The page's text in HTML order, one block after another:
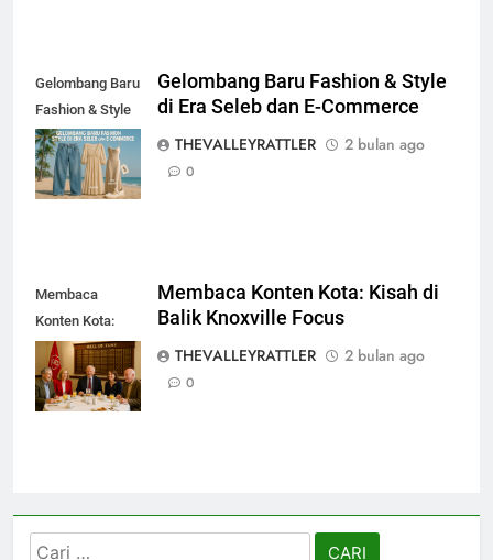
Gelombang Baru
Fashion & Style
di Era Seleb dan
E-Commerce
Gelombang Baru Fashion & Style
di Era Seleb dan E-Commerce
THEVALLEYRATTLER
2 bulan ago
0
Membaca
Konten Kota:
Kisah di Balik
Knoxville Focus
Membaca Konten Kota: Kisah di
Balik Knoxville Focus
THEVALLEYRATTLER
2 bulan ago
0
Cari